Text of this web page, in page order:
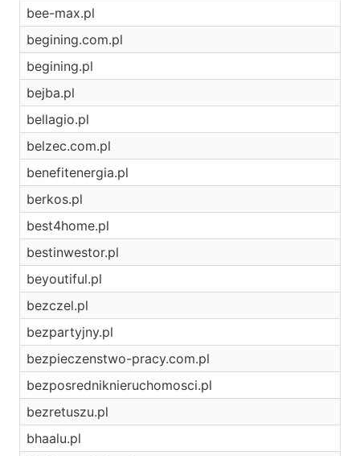
bee-max.pl
begining.com.pl
begining.pl
bejba.pl
bellagio.pl
belzec.com.pl
benefitenergia.pl
berkos.pl
best4home.pl
bestinwestor.pl
beyoutiful.pl
bezczel.pl
bezpartyjny.pl
bezpieczenstwo-pracy.com.pl
bezposredniknieruchomosci.pl
bezretuszu.pl
bhaalu.pl